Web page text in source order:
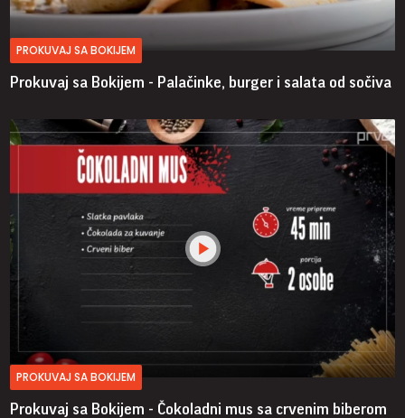
PROKUVAJ SA BOKIJEM
Prokuvaj sa Bokijem - Palačinke, burger i salata od sočiva
PROKUVAJ SA BOKIJEM
Prokuvaj sa Bokijem - Čokoladni mus sa crvenim biberom